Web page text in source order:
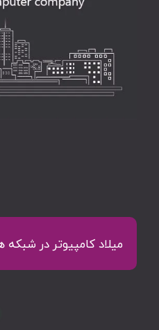
میلاد کامپیوتر در شبکه